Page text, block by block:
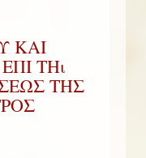
ΚΑΙ
ΤΗι
ΤΗΣ